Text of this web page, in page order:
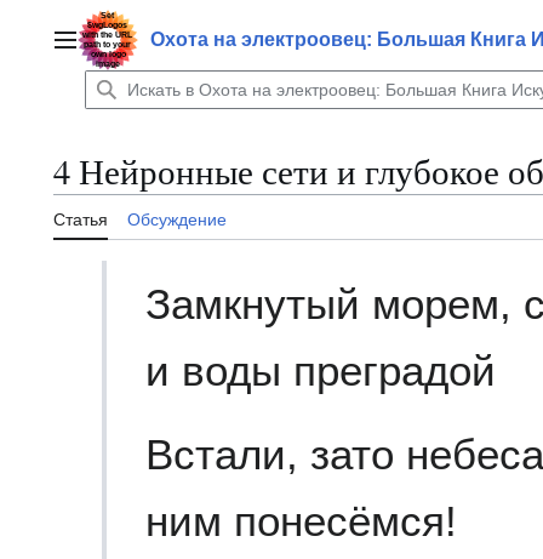
содержаниюГлавное менюОхота на электроовец: Большая Книга
4 Нейронные сети и глубокое
Статья Обсуждение
Замкнутый морем,
и воды преградой
Встали, зато
ним понесёмся!